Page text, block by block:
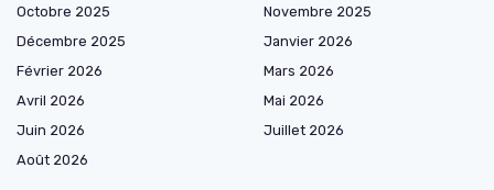
Octobre 2025
Novembre 2025
Décembre 2025
Janvier 2026
Février 2026
Mars 2026
Avril 2026
Mai 2026
Juin 2026
Juillet 2026
Août 2026